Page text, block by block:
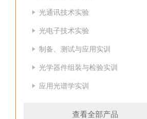
光通讯技术实验
光电子技术实验
制备、测试与应用实训
光学器件组装与检验实训
应用光谱学实训
查看全部产品